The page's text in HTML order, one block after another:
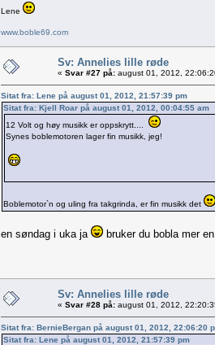
Lene
www.boble69.com
Sv: Annelies lille røde
« Svar #27 på: august 01, 2012,
Sitat fra: Lene på august 01, 2012, 21:57:39 pm
Sitat fra: Kjell Roar på august 01, 2012, 00:04:55 am
12 Volt og høy musikk er oppskrytt....
Synes boblemotoren lager fin musikk, jeg!
Boblemotor`n og uling fra takgrinda, er fin musikk det
en søndag i uka ja bruker du bobla mer
Sv: Annelies lille røde
« Svar #28 på: august 01, 2012,
Sitat fra: BernieBergan på august 01, 2012, 22:06:20
Sitat fra: Lene på august 01, 2012, 21:57:39 pm